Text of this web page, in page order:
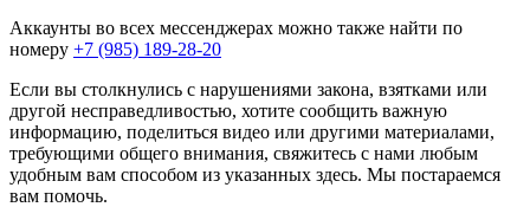
Аккаунты во всех мессенджерах можно также найти по
номеру +7 (985) 189-28-20
Если вы столкнулись с нарушениями закона, взятками или
другой несправедливостью, хотите сообщить важную
информацию, поделиться видео или другими материалами,
требующими общего внимания, свяжитесь с нами любым
удобным вам способом из указанных здесь. Мы постараемся
вам помочь.